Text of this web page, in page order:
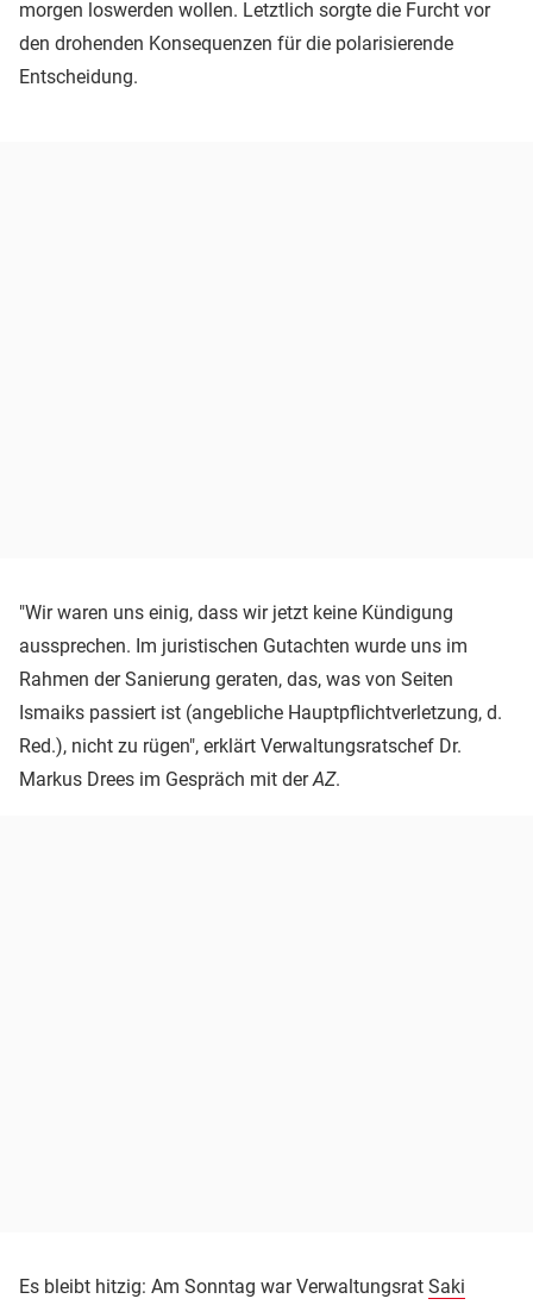
morgen loswerden wollen. Letztlich sorgte die Furcht vor
den drohenden Konsequenzen für die polarisierende
Entscheidung.
"Wir waren uns einig, dass wir jetzt keine Kündigung
aussprechen. Im juristischen Gutachten wurde uns im
Rahmen der Sanierung geraten, das, was von Seiten
Ismaiks passiert ist (angebliche Hauptpflichtverletzung, d.
Red.), nicht zu rügen", erklärt Verwaltungsratschef Dr.
Markus Drees im Gespräch mit derAZ.
Es bleibt hitzig: Am Sonntag war Verwaltungsrat Saki